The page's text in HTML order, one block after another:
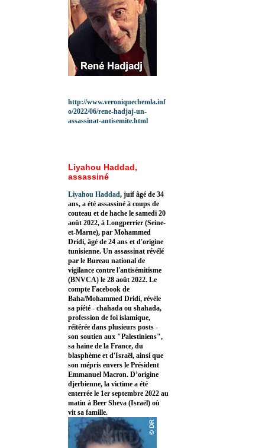
http://www.veroniquechemla.inf
o/2022/06/rene-hadjaj-un-
assassinat-antisemite.html
Liyahou Haddad,
assassiné
Liyahou Haddad, juif âgé de 34
ans, a été assassiné à coups de
couteau et de hache le samedi 20
août 2022, à Longperrier (Seine-
et-Marne), par Mohammed
Dridi, âgé de 24 ans et d'origine
tunisienne. Un assassinat révélé
par le Bureau national de
vigilance contre l'antisémitisme
(BNVCA) le 28 août 2022. Le
compte Facebook de
Baha/Mohammed Dridi, révèle
sa piété - chahada ou shahada,
profession de foi islamique,
réitérée dans plusieurs posts -
son soutien aux "Palestiniens",
sa haine de la France, du
blasphème et d'Israël, ainsi que
son mépris envers le Président
Emmanuel Macron. D’origine
djerbienne, la victime a été
enterrée le 1er septembre 2022 au
matin à Beer Sheva (Israël) où
vit sa famille.